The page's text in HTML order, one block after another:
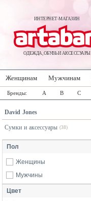
ИНТЕРНЕТ-МАГАЗИН
ОДЕЖДА, ОБУВЬ И АКСЕССУАРЫ
Женщинам Мужчинам
Бренды: A B C
David Jones
Сумки и аксессуары (38)
Пол
Женщины
Мужчины
Цвет